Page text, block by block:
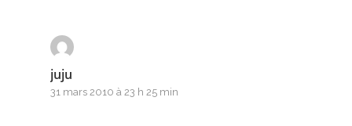
juju
31 mars 2010 à 23 h 25 min